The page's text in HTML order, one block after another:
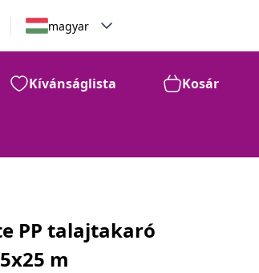
magyar
Kívánságlista Kosár
PP talajtakaró
m